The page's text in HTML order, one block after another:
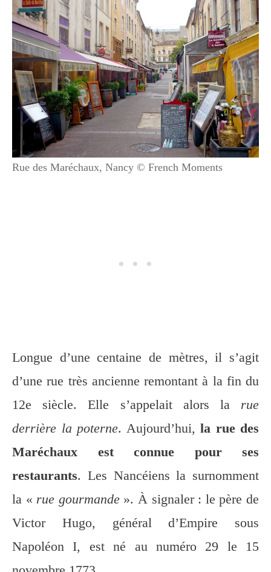
Rue des Maréchaux, Nancy © French Moments
Longue d’une centaine de mètres, il s’agit
d’une rue très ancienne remontant à la fin du
12e siècle. Elle s’appelait alors la rue
derrière la poterne. Aujourd’hui, la rue des
Maréchaux est connue pour ses
restaurants. Les Nancéiens la surnomment
la « rue gourmande». À signaler : le père de
Victor Hugo, général d’Empire sous
Napoléon I, est né au numéro 29 le 15